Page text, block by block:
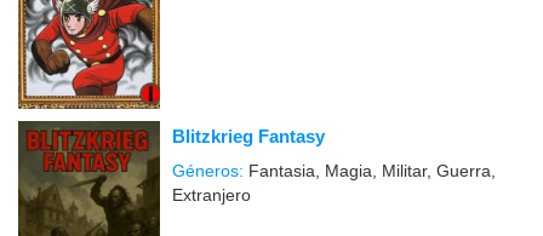
Blitzkrieg Fantasy
Géneros: Fantasia, Magia, Militar, Guerra,
Extranjero